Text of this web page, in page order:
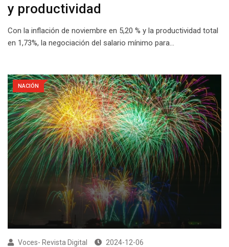
y productividad
Con la inflación de noviembre en 5,20 % y la productividad total
en 1,73%, la negociación del salario mínimo para…
NACIÓN
Voces- Revista Digital 2024-12-06